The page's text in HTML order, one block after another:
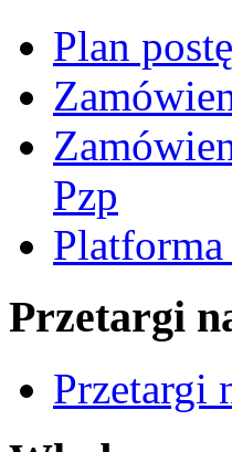
Plan
Pzp
Przetargi
Przetargi